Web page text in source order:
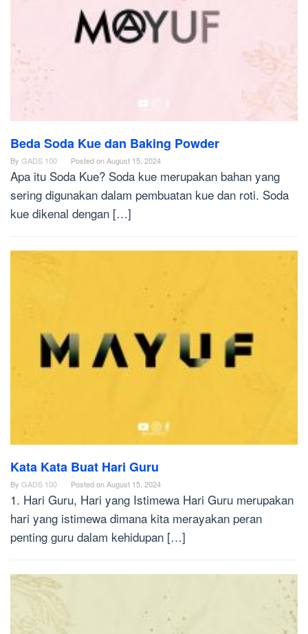
Beda Soda Kue dan Baking Powder
By GADS 100 Posted onAugust 15, 2024
Apa itu Soda Kue? Soda kue merupakan bahan yang
sering digunakan dalam pembuatan kue dan roti. Soda
kue dikenal dengan […]
Kata Kata Buat Hari Guru
By GADS 100 Posted onAugust 15, 2024
1. Hari Guru, Hari yang Istimewa Hari Guru merupakan
hari yang istimewa dimana kita merayakan peran
penting guru dalam kehidupan […]